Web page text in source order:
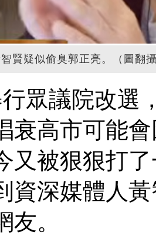
賢疑似偷臭郭正亮。（圖翻
行眾議院改選
衰高市可能
又被狠狠打
資深媒體人
。